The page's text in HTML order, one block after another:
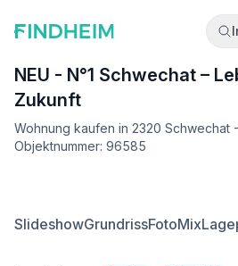
NEU - N°1 Schwechat –
Zukunft
Wohnung kaufen in 2320
Objektnummer: 96585
SlideshowGrundrissFotoMix